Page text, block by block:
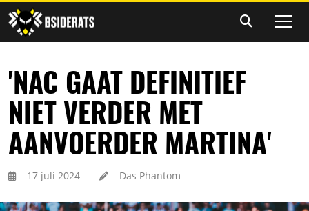
'NAC GAAT DEFINITIEF
NIET VERDER MET
AANVOERDER MARTINA'
17 juli 2024 Das Phantom